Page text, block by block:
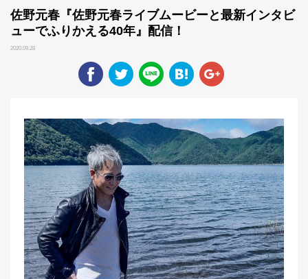
佐野元春『佐野元春ライブムービーと最新インタビ
ューでふりかえる40年』配信！
2020.09.28